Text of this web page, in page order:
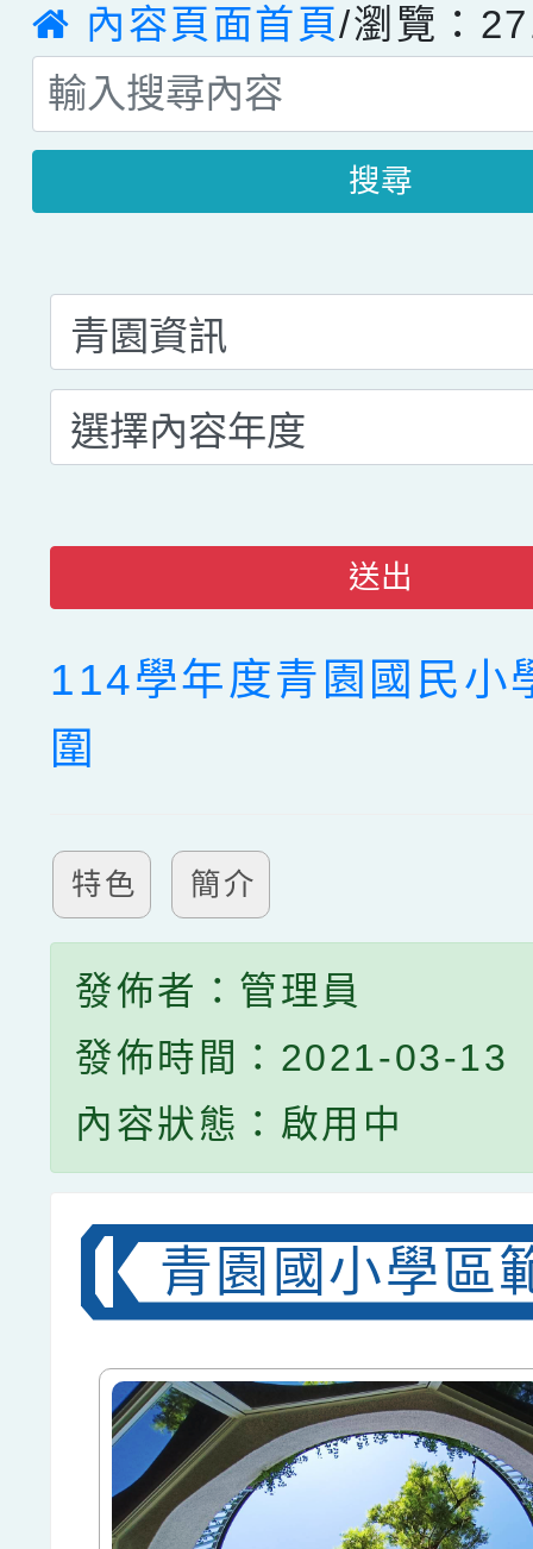
內容頁面首頁/瀏覽：
搜尋
送出
114學年度青園國民小
圍
特色 簡介
發佈者：管理員
發佈時間：2021-03-13
內容狀態：啟用中
青園國小學區